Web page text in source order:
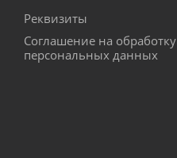
Реквизиты
Соглашение на обработку
персональных данных